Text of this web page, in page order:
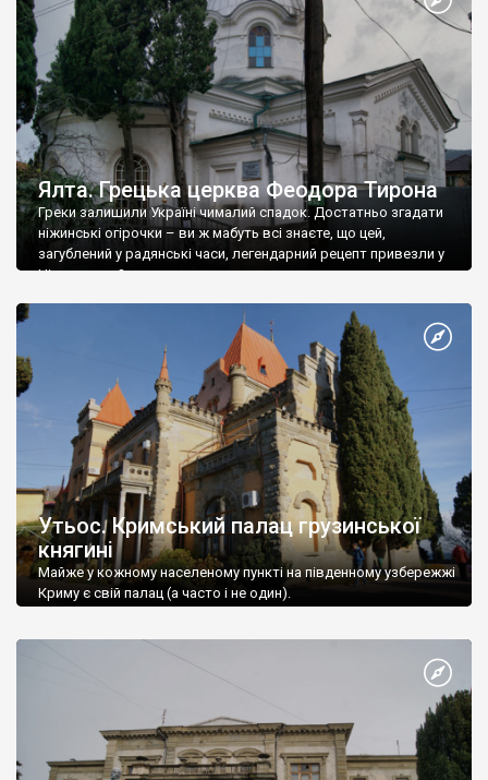
Ялта. Грецька церква Феодора Тирона
Греки залишили Україні чималий спадок. Достатньо згадати
ніжинські огірочки – ви ж мабуть всі знаєте, що цей,
загублений у радянські часи, легендарний рецепт привезли у
Ніжин греки?
Утьос. Кримський палац грузинської
княгині
Майже у кожному населеному пункті на південному узбережжі
Криму є свій палац (а часто і не один).